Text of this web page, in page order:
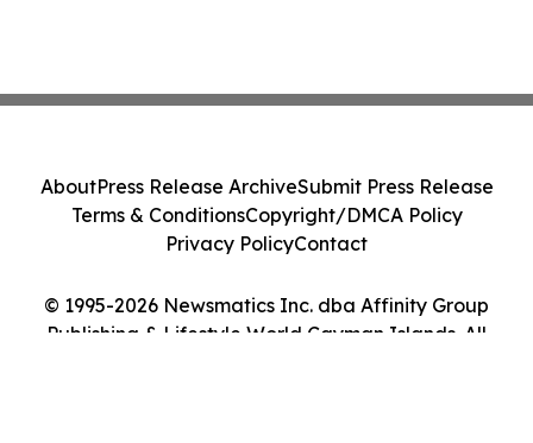
© 1995-2026 Newsmatics Inc. dba Affinity Group
Publishing & Lifestyle World Cayman Islands. All
AboutPress Release ArchiveSubmit Press Release
Terms & ConditionsCopyright/DMCA Policy
Privacy PolicyContact